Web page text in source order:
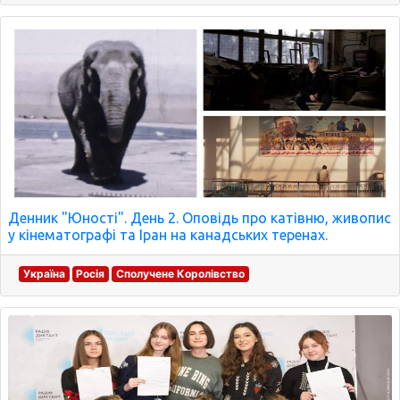
Денник "Юності". День 2. Оповідь про катівню, живопис
у кінематографі та Іран на канадських теренах.
Україна Росія Сполучене Королівство